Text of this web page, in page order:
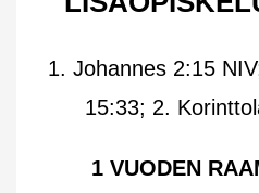
1. Johannes 2:15
15:33; 2.
1 VUODEN